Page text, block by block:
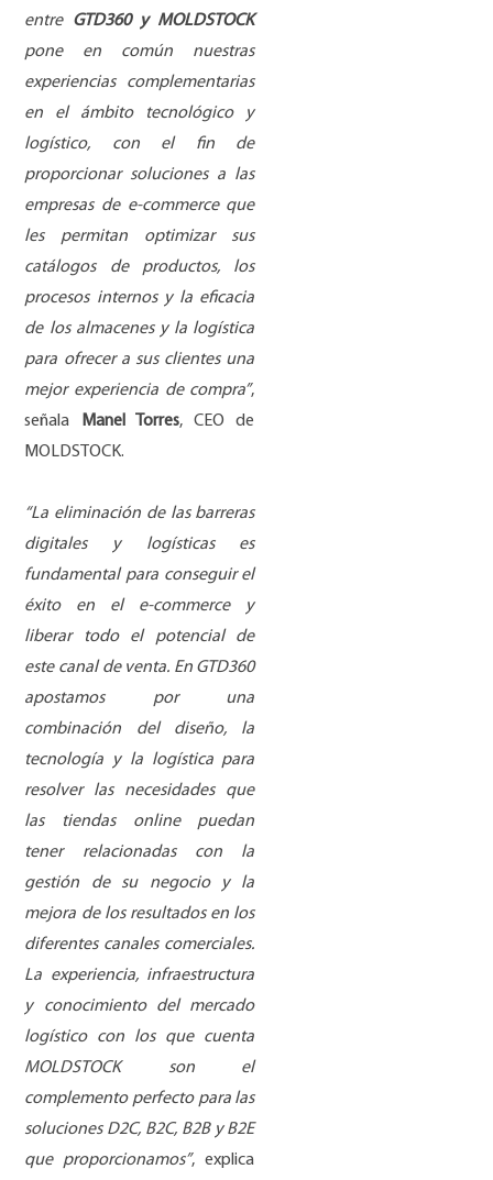
entre GTD360 y MOLDSTOCK
pone en común nuestras
experiencias complementarias
en el ámbito tecnológico y
logístico, con el fin de
proporcionar soluciones a las
empresas de e-commerce que
les permitan optimizar sus
catálogos de productos, los
procesos internos y la eficacia
de los almacenes y la logística
para ofrecer a sus clientes una
mejor experiencia de compra”,
señala
Manel Torres, CEO de
MOLDSTOCK.
“La eliminación de las barreras
digitales y logísticas es
fundamental para conseguir el
éxito en el e-commerce y
liberar todo el potencial de
este canal de venta. En GTD360
apostamos por una
combinación del diseño, la
tecnología y la logística para
resolver las necesidades que
las tiendas online puedan
tener relacionadas con la
gestión de su negocio y la
mejora de los resultados en los
diferentes canales comerciales.
La experiencia, infraestructura
y conocimiento del mercado
logístico con los que cuenta
MOLDSTOCK son el
complemento perfecto para las
soluciones D2C, B2C, B2B y B2E
que proporcionamos”, explica